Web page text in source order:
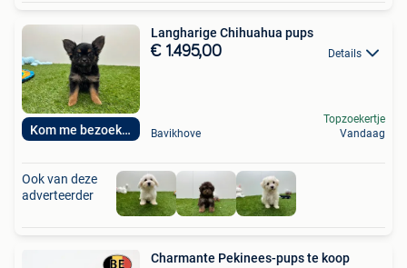
Kom me bezoeken
Langharige Chihuahua pups
€ 1.495,00 Details
Bavikhove
Topzoekertje
Vandaag
Ook van deze
adverteerder
Charmante Pekinees-pups te koop